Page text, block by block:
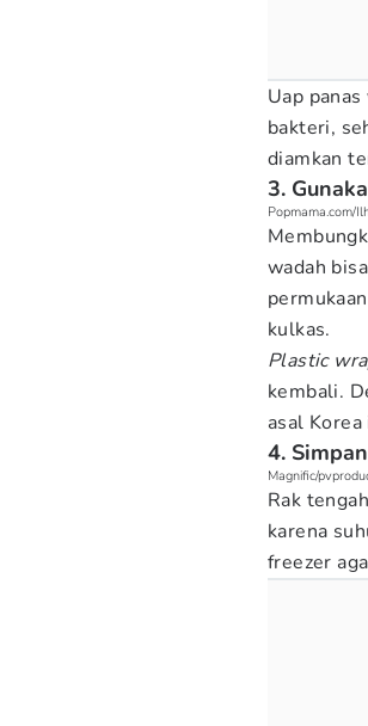
Uap
bakteri,
diamkan
3.
Popmama.com/
wadah
permukaan
kulkas.
Plastic
kembali.
asal
4.
Magnific/
Rak
karena
freezer